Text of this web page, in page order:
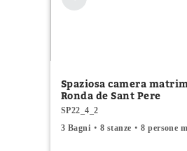
Spaziosa camera
Ronda de Sant Pere
SP22_4_2
3 Bagni
8 stanze 8 persone